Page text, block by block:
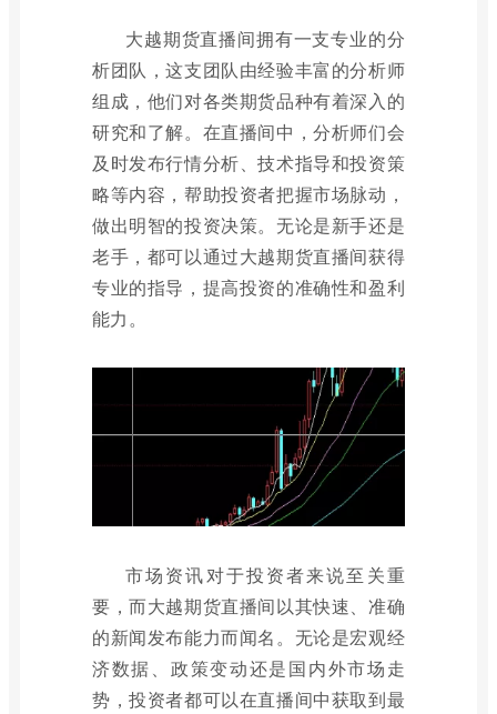
大越期货直播间拥有一支专业的分
析团队，这支团队由经验丰富的分析师
组成，他们对各类期货品种有着深入的
研究和了解。在直播间中，分析师们会
及时发布行情分析、技术指导和投资策
略等内容，帮助投资者把握市场脉动，
做出明智的投资决策。无论是新手还是
老手，都可以通过大越期货直播间获得
专业的指导，提高投资的准确性和盈利
能力。
市场资讯对于投资者来说至关重
要，而大越期货直播间以其快速、准确
的新闻发布能力而闻名。无论是宏观经
济数据、政策变动还是国内外市场走
势，投资者都可以在直播间中获取到最